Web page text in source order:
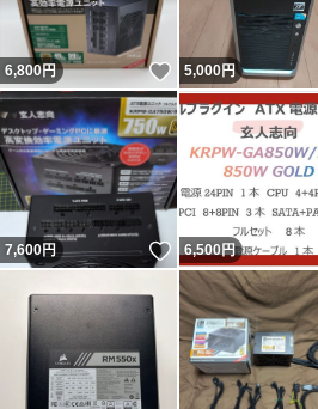
6,800円 いいね！
5,000円
7,600円 いいね！
6,500 円